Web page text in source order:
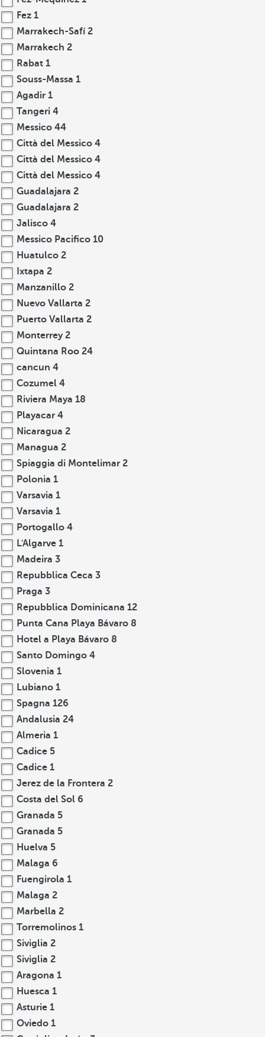
Fez 1
Marrakech-Safí2
Marrakech 2
Rabat 1
Souss-Massa 1
Agadir 1
Tangeri 4
Messico 44
Città del Messico 4
Città del Messico 4
Città del Messico 4
Guadalajara 2
Guadalajara 2
Jalisco 4
Messico Pacifico 10
Huatulco 2
Ixtapa 2
Manzanillo 2
Nuevo Vallarta 2
Puerto Vallarta 2
Monterrey 2
Quintana Roo 24
cancun 4
Cozumel 4
Riviera Maya 18
Playacar 4
Nicaragua 2
Managua 2
Spiaggia di Montelimar 2
Polonia 1
Varsavia 1
Varsavia 1
Portogallo 4
L'Algarve 1
Madeira 3
Repubblica Ceca 3
Praga 3
Repubblica Dominicana 12
Punta Cana Playa Bávaro 8
Hotel a Playa Bávaro 8
Santo Domingo 4
Slovenia 1
Lubiano 1
Spagna 126
Andalusia 24
Almeria 1
Cadice 5
Cadice 1
Jerez de la Frontera 2
Costa del Sol 6
Granada 5
Granada 5
Huelva 5
Malaga 6
Fuengirola 1
Malaga 2
Marbella 2
Torremolinos 1
Siviglia 2
Siviglia 2
Aragona 1
Huesca 1
Asturie 1
Oviedo 1